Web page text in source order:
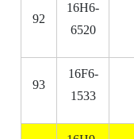
92
16H6-
6520
93
16F6-
1533